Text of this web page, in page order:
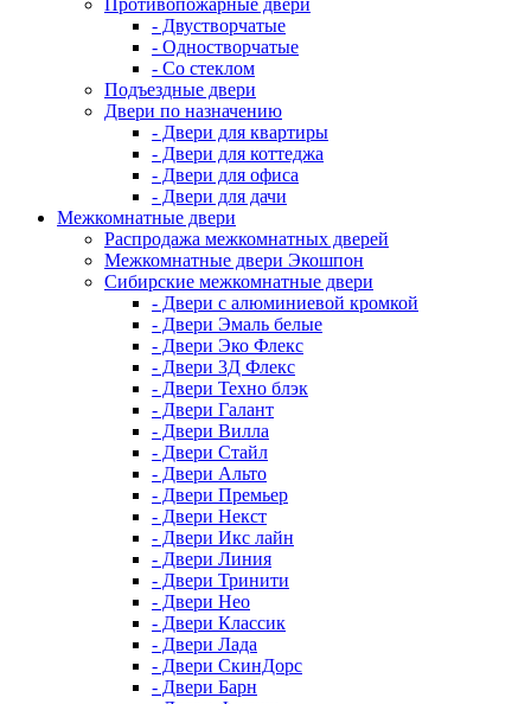
Противопожарные двери
- Двустворчатые
- Одностворчатые
- Со стеклом
Подъездные двери
Двери по назначению
- Двери для квартиры
- Двери для коттеджа
- Двери для офиса
- Двери для дачи
Межкомнатные двери
Распродажа межкомнатных дверей
Межкомнатные двери Экошпон
Сибирские межкомнатные двери
- Двери с алюминиевой кромкой
- Двери Эмаль белые
- Двери Эко Флекс
- Двери 3Д Флекс
- Двери Техно блэк
- Двери Галант
- Двери Вилла
- Двери Стайл
- Двери Альто
- Двери Премьер
- Двери Некст
- Двери Икс лайн
- Двери Линия
- Двери Тринити
- Двери Нео
- Двери Классик
- Двери Лада
- Двери СкинДорс
- Двери Барн